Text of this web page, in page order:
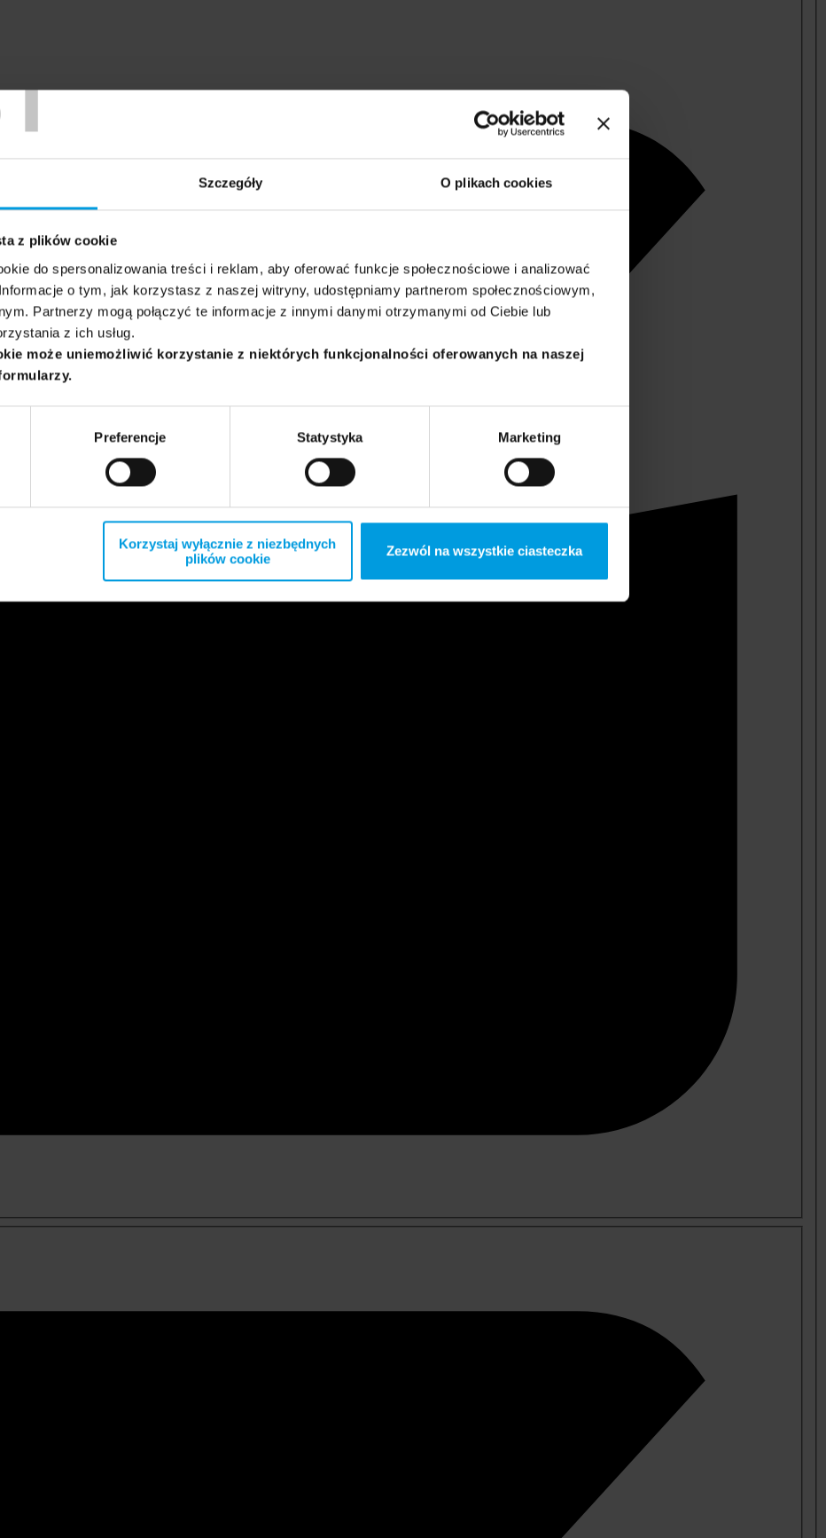
Szczegóły O plikach cookies
z plików cookie
do spersonalizowania treści i reklam, aby oferować funkcje społecznościowe i analizować
o tym, jak korzystasz z naszej witryny, udostępniamy partnerom społecznościowym,
Partnerzy mogą połączyć te informacje z innymi danymi otrzymanymi od Ciebie lub
z ich usług.
może uniemożliwić korzystanie z niektórych funkcjonalności oferowanych na naszej
Preferencje Statystyka Marketing
Korzystaj wyłącznie z niezbędnych
plików cookie
Zezwól na wszystkie ciasteczka